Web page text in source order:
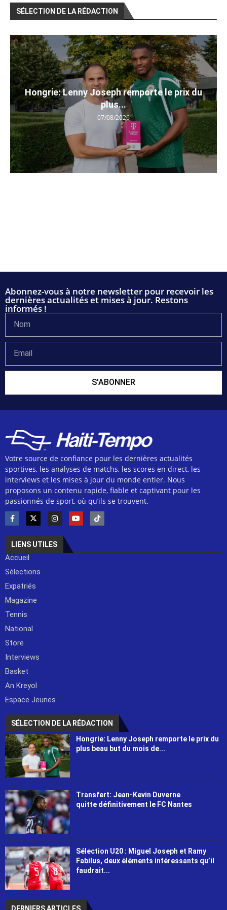
SÉLECTION DE LA RÉDACTION
Hongrie: Lenny Joseph remporte le prix du
plus...
07/08/2026
Abonnez-vous à notre newsletter pour recevoir les
dernières actualités et mises à jour. Restons
informés !
S'ABONNER
Votre source de confiance pour les dernières actualités
sportives, les analyses de matchs, les scores en direct, les
interviews et les mises à jour du monde entier. Nous
proposons un contenu rapide, fiable et captivant pour les
passionnés de sport, où qu’ils se trouvent.
LIENS UTILES
Accueil
Sélections
Expatriés
Magazine
Tennis
National
Store
Interviews
Basket
An Kreyol
Espace Jeunes
SÉLECTION DE LA RÉDACTION
Hongrie: Lenny Joseph remporte le prix du
plus beau but du mois de...
Transfert: Jean-Kevin Duverne
quitte définitivement le FC Nantes
Sélection U20 : Miguel Joseph et Ramy
Fabilus, deux éléments intéressants qu’il
faudrait...